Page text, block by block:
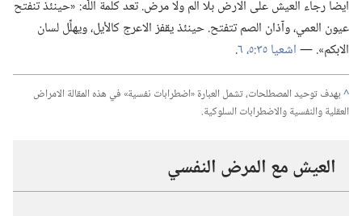
ايضا رجاء العيش على الارض بلا الم ولا مرض.‏ تعد كلمة اللّٰه:‏ «حينئذ تنفتح
عيون العمي،‏ وآذان الصم تتفتح.‏ حينئذ يقفز الاعرج كالأيل،‏ ويهلِّل لسان
الابكم».‏ —‏اشعيا ٣٥:‏​٥،‏ ٦ ‏.‏
^بهدف توحيد المصطلحات،‏ تشمل العبارة «اضطرابات نفسية» في هذه المقالة الامراض
العقلية والنفسية والاضطرابات السلوكية.‏
العيش مع المرض النفسي